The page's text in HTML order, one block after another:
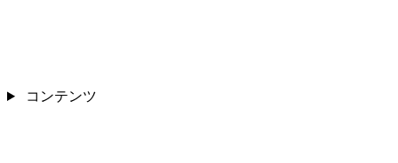
コンテンツ